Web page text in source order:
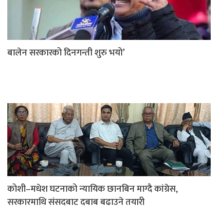
बालेन सरकारको दिनगन्ती शुरु भयो’
कोशी–मधेश घटनाको न्यायिक छानबिन माग्दै कांग्रेस,
सरकारमाथि संसदबाट दबाब बढाउने तयारी